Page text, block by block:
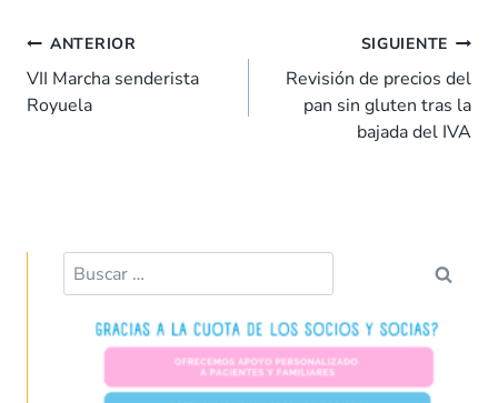
b
o
o
s
A dI
es
ar
tir
ANTERIOR
VII Marcha senderista
Royuela
SIGUIENTE
Revisión de precios del
pan sin gluten tras la
bajada del IVA